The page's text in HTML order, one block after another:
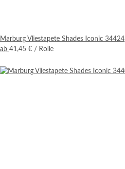
Marburg Vliestapete Shades Iconic 34424
ab 41,45 € / Rolle